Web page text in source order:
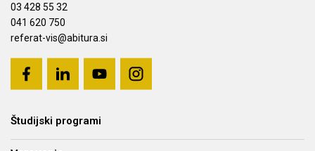
03 428 55 32
041 620 750
referat-vis@abitura.si
Študijski programi